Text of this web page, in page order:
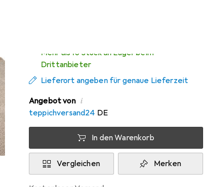
Mehr als 10 Stück an Lager beim
Drittanbieter
Lieferort angeben für genaue Lieferzeit
Angebot von i
teppichversand24 DE
In den Warenkorb
Vergleichen Merken